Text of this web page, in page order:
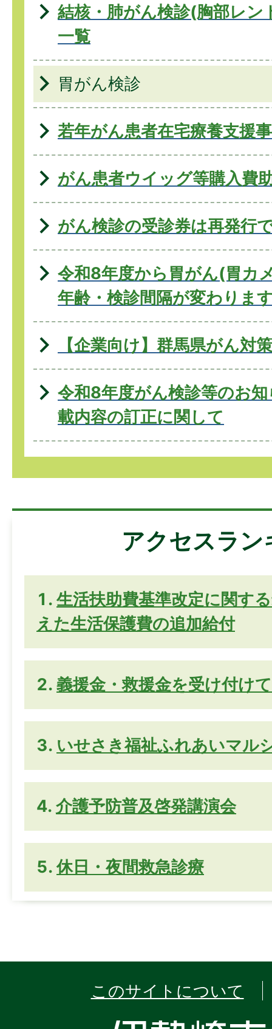
結核・肺がん検診(胸部レン
一覧
胃がん検診
若年がん患者在宅療養支援
がん患者ウイッグ等購入費
がん検診の受診券は再発行
令和8年度から胃がん(胃カ
年齢・検診間隔が変わりま
【企業向け】群馬県がん対
令和8年度がん検診等のお
載内容の訂正に関して
アクセスラン
生活扶助費基準改定に関す
えた生活保護費の追加給付
義援金・救援金を受け付け
いせさき福祉ふれあいマル
介護予防普及啓発講演会
休日・夜間救急診療
このサイトについて